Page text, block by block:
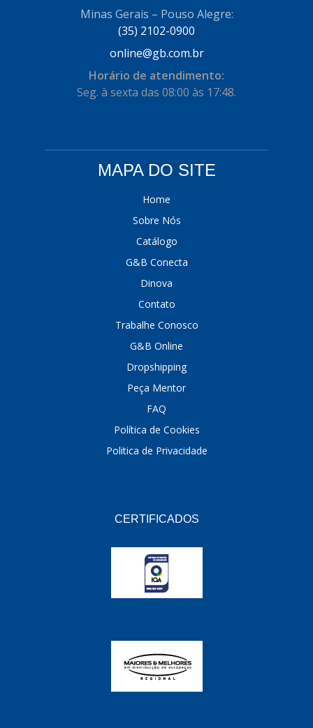
Minas Gerais – Pouso Alegre:
(35) 2102-0900
online@gb.com.br
Horário de atendimento:
Seg. à sexta das 08:00 às 17:48.
MAPA DO SITE
Home
Sobre Nós
Catálogo
G&B Conecta
Dinova
Contato
Trabalhe Conosco
G&B Online
Dropshipping
Peça Mentor
FAQ
Política de Cookies
Politica de Privacidade
CERTIFICADOS